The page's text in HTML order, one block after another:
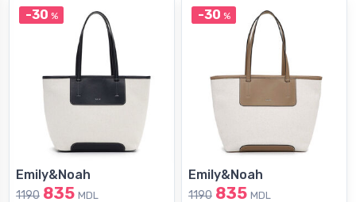
-30 %
Emily&Noah
1190 835 MDL
-30 %
Emily&Noah
1190 835 MDL